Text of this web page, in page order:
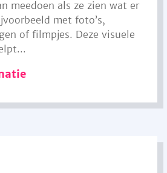
meedoen als ze zien wat er
met foto’s,
of filmpjes. Deze visuele